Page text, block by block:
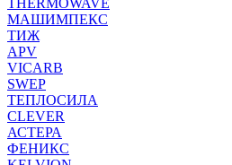
THERMOWAVE
МАШИМПЕКС
ТИЖ
APV
VICARB
SWEP
ТЕПЛОСИЛА
CLEVER
АСТЕРА
ФЕНИКС